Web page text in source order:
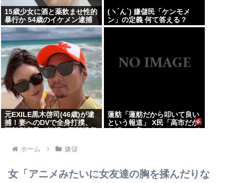
15歳少女に酒と薬飲ませ性的
暴行か 54歳のイケメン逮捕
(ヽ´ん`) 嫌儲民「ケンモメ
ン」の定義 何て答える？
元EXILE黒木啓司(46歳)が逮
捕！妻へのDVで全身打撲、
頭部裂傷及び打撲、頸部損傷
蓮舫「蓮舫だから叩いて良い
という報道」 X民「高市だか
ら叩いて良いをやってるのが
ホーム
嫌儲
女「アニメみたいに女友達の胸を揉んだりな